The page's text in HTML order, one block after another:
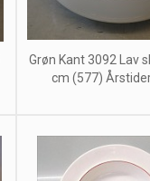
Grøn Kant 3092 Lav
cm (577)